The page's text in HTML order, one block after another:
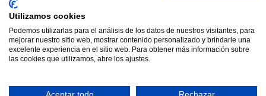
ENLACES
Contacta
Adopta un perro
Política de Privacidad
Utilizamos cookies
Podemos utilizarlas para el análisis de los datos de nuestros visitantes, para
mejorar nuestro sitio web, mostrar contenido personalizado y brindarle una
excelente experiencia en el sitio web. Para obtener más información sobre
las cookies que utilizamos, abre los ajustes.